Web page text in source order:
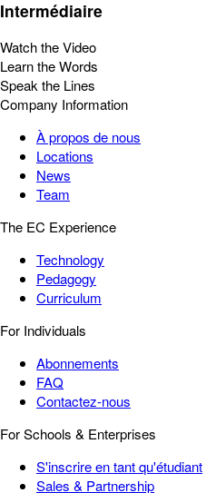
Intermédiaire
Watch the Video
Learn the Words
Speak the Lines
Company Information
À propos de nous
Locations
News
Team
The EC Experience
Technology
Pedagogy
Curriculum
For Individuals
Abonnements
FAQ
Contactez-nous
For Schools & Enterprises
S'inscrire en tant qu'étudiant
Sales & Partnership